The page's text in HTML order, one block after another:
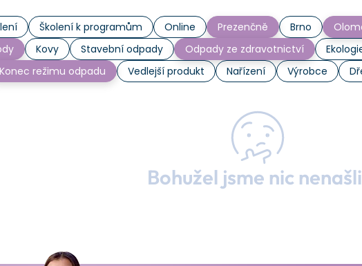
Školení k programům Online Prezenčně Brno
Kovy Stavební odpady Odpady ze zdravotnictví
Konec režimu odpadu Vedlejší produkt Nařízení Výrobce
Bohužel jsme nic